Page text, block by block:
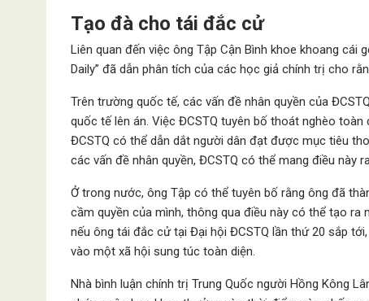
Tạo đà cho tái đắc cử
Liên quan đến việc ông Tập Cận Bình khoe khoang
Daily” đã dẫn phân tích của các học giả chính trị cho
Trên trường quốc tế, các vấn đề nhân quyền của
quốc tế lên án. Việc ĐCSTQ tuyên bố thoát nghèo
ĐCSTQ có thể dẫn dắt người dân đạt được mục tiêu
các vấn đề nhân quyền, ĐCSTQ có thể mang điều này
Ở trong nước, ông Tập có thể tuyên bố rằng ông đã
cầm quyền của mình, thông qua điều này có thể tạo
nếu ông tái đắc cử tại Đại hội ĐCSTQ lần thứ 20 sắp
vào một xã hội sung túc toàn diện.
Nhà bình luận chính trị Trung Quốc người Hồng Kông